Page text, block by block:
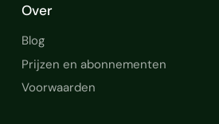
Over
Blog
Prijzen en abonnementen
Voorwaarden